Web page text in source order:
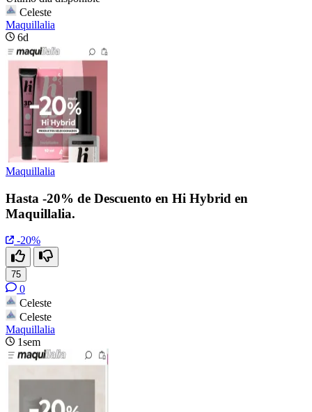
Celeste
Maquillalia
6d
Maquillalia
Hasta -20% de Descuento en Hi Hybrid en
Maquillalia.
-20%
75
0
Celeste
Celeste
Maquillalia
1sem